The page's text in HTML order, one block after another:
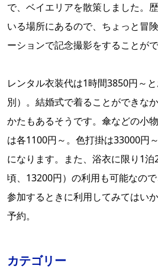
で、ベイエリアを散策しました。
いる場所にあるので、ちょっと冒
ーションで記念撮影をすることがで
レンタル衣装代は1時間3850円～
別）。結婚式で着ることができな
かたもあるそうです。傘などの小
は各1100円～。色打掛は33000円
になります。また、浴衣に限り1
頃、13200円）の利用も可能なの
参加するときに利用してみてはい
予約。
カテゴリー